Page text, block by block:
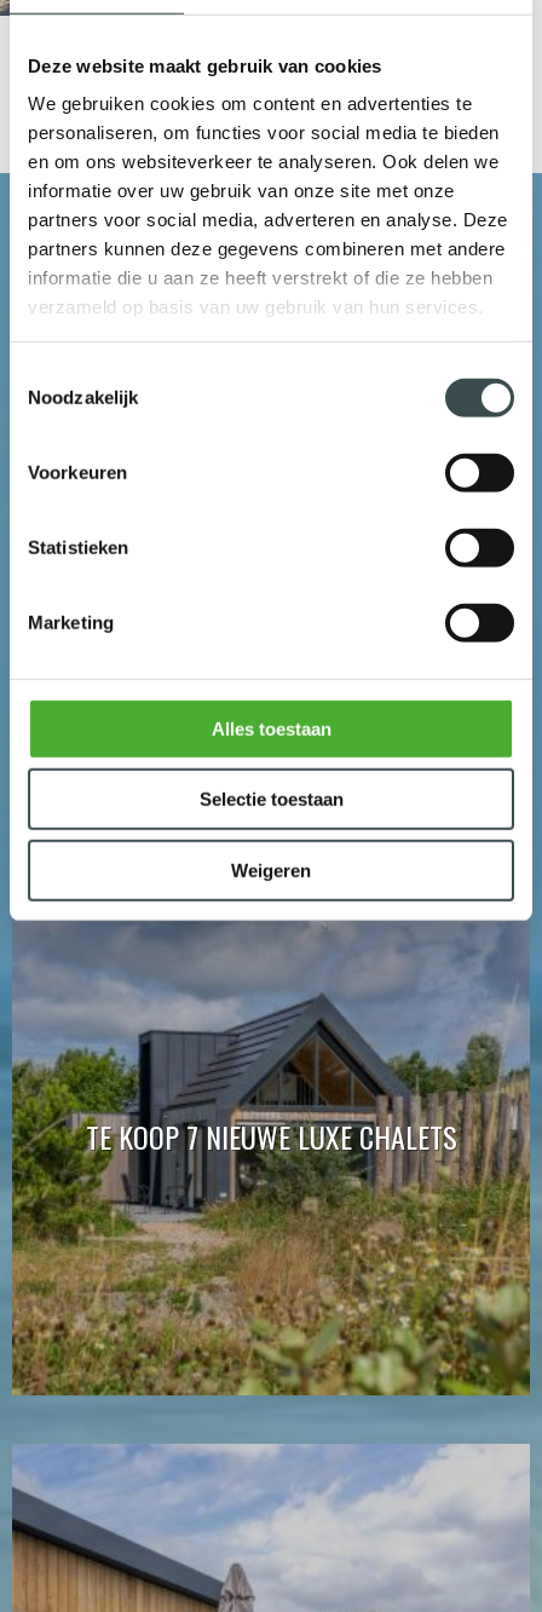
Deze website maakt gebruik van cookies
We gebruiken cookies om content en advertenties te
personaliseren, om functies voor social media te bieden
en om ons websiteverkeer te analyseren. Ook delen we
informatie over uw gebruik van onze site met onze
partners voor social media, adverteren en analyse. Deze
partners kunnen deze gegevens combineren met andere
informatie die u aan ze heeft verstrekt of die ze hebben
verzameld op basis van uw gebruik van hun services.
Noodzakelijk
Voorkeuren
Statistieken
Marketing
Alles toestaan
Selectie toestaan
Weigeren
WILT U KAMPEREN OF HUREN?
CAMPERPLAATS DICHT BIJ DE
TE KOOP 7 NIEUWE LUXE CHALETS